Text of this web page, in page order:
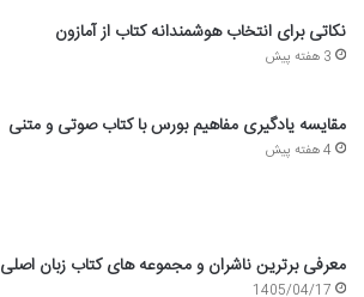
نکاتی برای انتخاب هوشمندانه کتاب از آمازون
3 هفته پیش
مقایسه یادگیری مفاهیم بورس با کتاب صوتی و متنی
4 هفته پیش
معرفی برترین ناشران و مجموعه های کتاب زبان اصلی
1405/04/17